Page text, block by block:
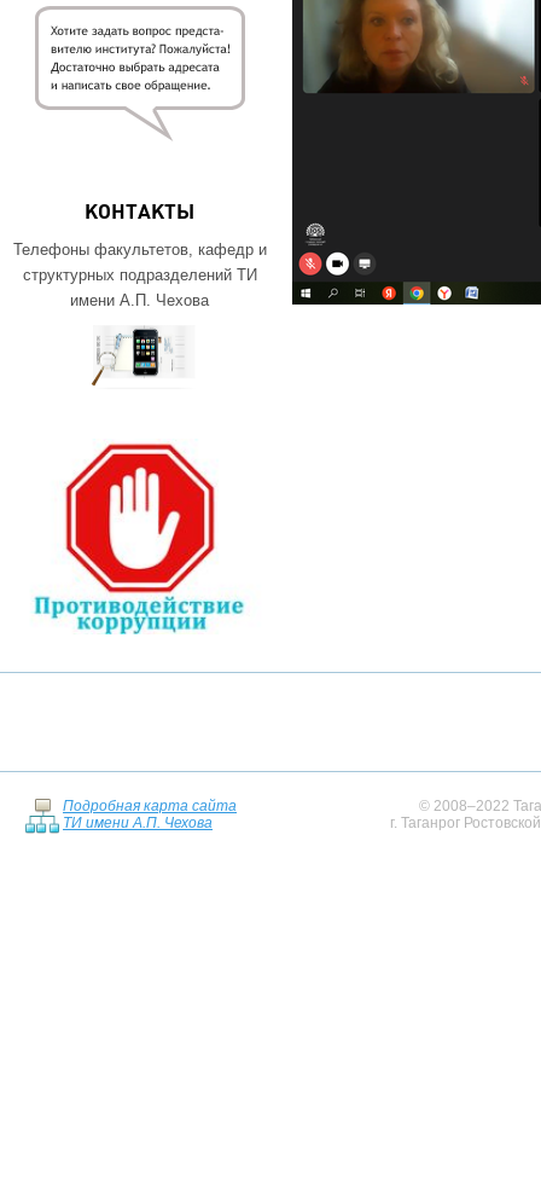
КОНТАКТЫ
Телефоны факультетов, кафедр и
структурных подразделений ТИ
имени А.П. Чехова
Подробная карта сайта
ТИ имени А.П. Чехова
© 2008–2022
г. Таганрог